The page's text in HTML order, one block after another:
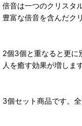
倍音は一つのクリスタ
豊富な倍音を含んだク
2個3個と重なると更に
人を癒す効果が増します
3個セット商品です。